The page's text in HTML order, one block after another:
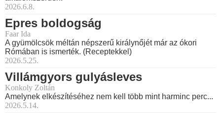
2026.6.8.
Epres boldogság
Faar Ida
A gyümölcsök méltán népszerű királynőjét már az ókori
Rómában is ismerték. (Receptekkel)
2026.5.25.
Villámgyors gulyásleves
Konkoly Zoltán
Amelynek elkészítéséhez nem kell több mint harminc perc...
2026.5.14.